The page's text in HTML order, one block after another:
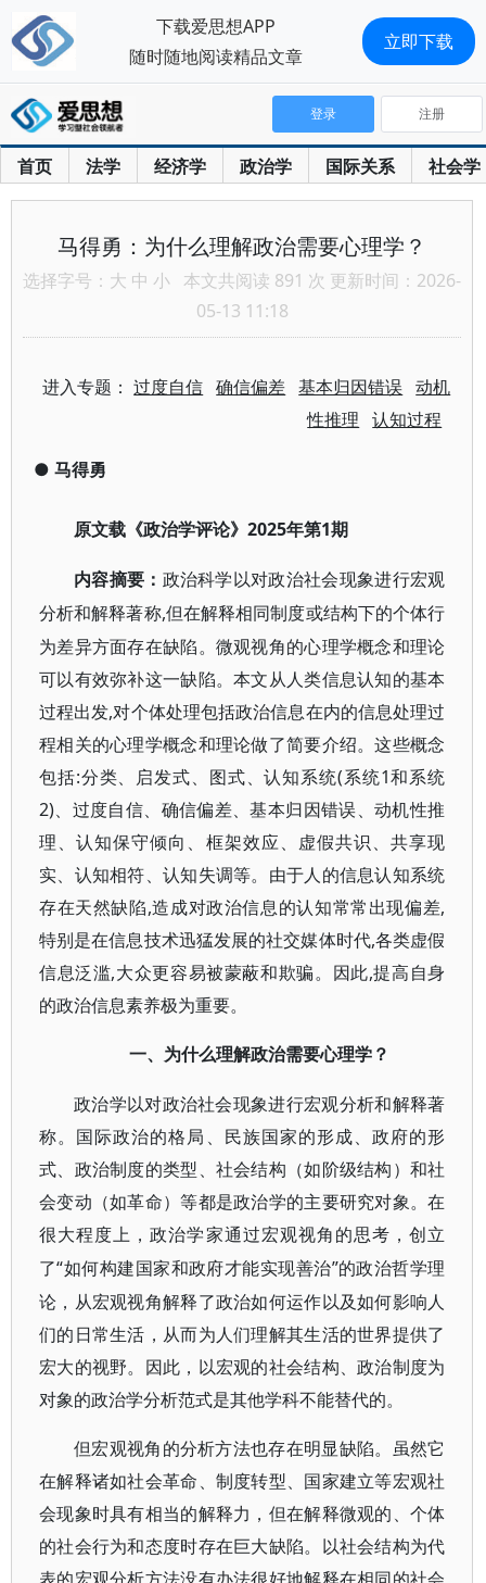
首页 法学 经济学 政治学 国际关系 社会学
登录 注册
马得勇：为什么理解政治需要心理学？
选择字号： 大 中 小 本文共阅读 891 次 更新时间：2026-
05-13 11:18
进入专题：过度自信 确信偏差 基本归因错误 动机
性推理
认知过程
● 马得勇
原文载 《政治学评论》 2025年第1期
内容摘要 ： 政治科学以对政治社会现象进行宏观
分析和解释著称,但在解释相同制度或结构下的个体行
为差异方面存在缺陷。微观视角的心理学概念和理论
可以有效弥补这一缺陷。本文从人类信息认知的基本
过程出发,对个体处理包括政治信息在内的信息处理过
程相关的心理学概念和理论做了简要介绍。这些概念
包括:分类、启发式、图式、认知系统(系统1和系统
2)、过度自信、确信偏差、基本归因错误、动机性推
理、认知保守倾向、框架效应、虚假共识、共享现
实、认知相符、认知失调等。由于人的信息认知系统
存在天然缺陷,造成对政治信息的认知常常出现偏差,
特别是在信息技术迅猛发展的社交媒体时代,各类虚假
信息泛滥,大众更容易被蒙蔽和欺骗。因此,提高自身
的政治信息素养极为重要。
一、为什么理解政治需要心理学？
政治学以对政治社会现象进行宏观分析和解释著
称。国际政治的格局、民族国家的形成、政府的形
式、政治制度的类型、社会结构（如阶级结构）和社
会变动（如革命）等都是政治学的主要研究对象。在
很大程度上，政治学家通过宏观视角的思考，创立
了“如何构建国家和政府才能实现善治”的政治哲学理
论，从宏观视角解释了政治如何运作以及如何影响人
们的日常生活，从而为人们理解其生活的世界提供了
宏大的视野。因此，以宏观的社会结构、政治制度为
对象的政治学分析范式是其他学科不能替代的。
但宏观视角的分析方法也存在明显缺陷。虽然它
在解释诸如社会革命、制度转型、国家建立等宏观社
会现象时具有相当的解释力，但在解释微观的、个体
的社会行为和态度时存在巨大缺陷。以社会结构为代
表的宏观分析方法没有办法很好地解释在相同的社会
下载爱思想APP
随时随地阅读精品文章
立即下载